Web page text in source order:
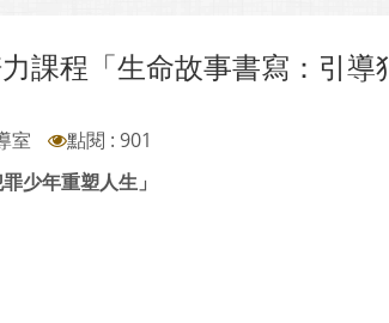
課程「生命故事書寫：引導
室
點閱 : 901
少年重塑人生」